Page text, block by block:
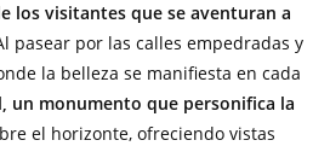
los visitantes que se aventuran a
pasear por las calles empedradas y
la belleza se manifiesta en cada
un monumento que personifica la
el horizonte, ofreciendo vistas